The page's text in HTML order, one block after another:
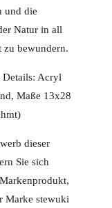
und die
Natur in all
zu bewundern.
Details: Acryl
Maße 13x28
dieser
Sie sich
Marke stewuki